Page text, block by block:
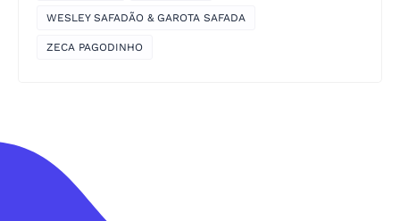
WESLEY SAFADÃO & GAROTA SAFADA
ZECA PAGODINHO